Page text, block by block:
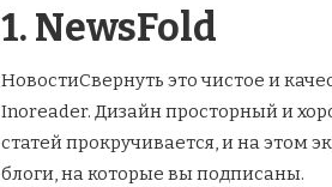
1. NewsFold
НовостиСвернуть это чистое и
Inoreader. Дизайн просторный и
статей прокручивается, и на этом
блоги, на которые вы подписаны.